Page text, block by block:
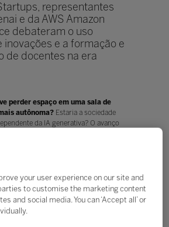
representantes
e da AWS Amazon
debateram o uso
inovações e a formação e
de docentes na era
perder espaço em uma sala de
autônoma? Estaria a sociedade
da IA generativa? O avanço
apenas ferramentas pedagógicas,
preparar estudantes em um mundo
sem comprometer
criativas e socioemocionais, é
your user experience on our site and
to customise the marketing content
and social media. You can ‘Accept all’ or